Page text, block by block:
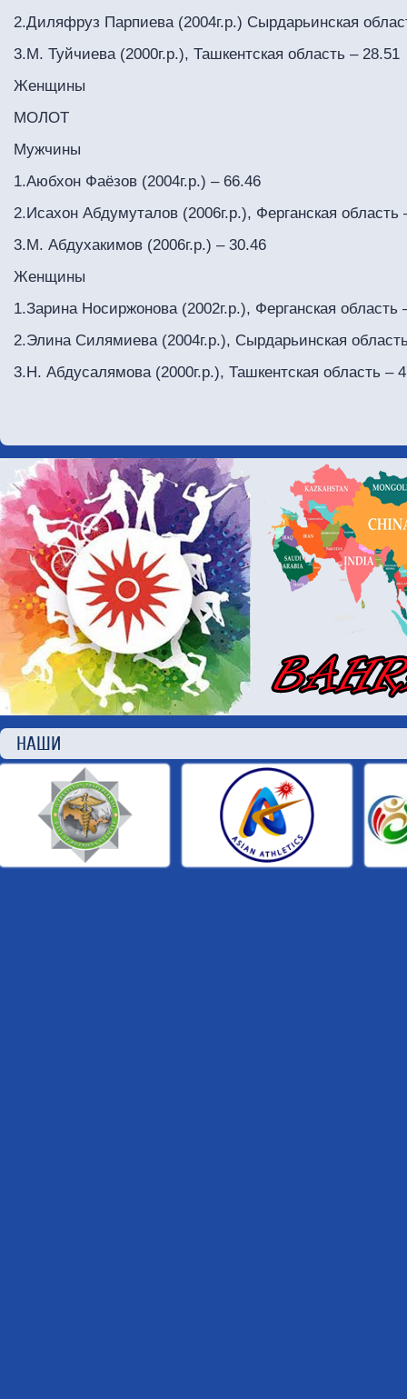
2.Диляфруз Парпиева (2004г.р.) Сырдарьинская
3.М. Туйчиева (2000г.р.), Ташкентская область – 28.51
Женщины
МОЛОТ
Мужчины
1.Аюбхон Фаёзов (2004г.р.) – 66.46
2.Исахон Абдумуталов (2006г.р.), Ферганская область
3.М. Абдухакимов (2006г.р.) – 30.46
Женщины
1.Зарина Носиржонова (2002г.р.), Ферганская область
2.Элина Силямиева (2004г.р.), Сырдарьинская
3.Н. Абдусалямова (2000г.р.), Ташкентская область –
НАШИ